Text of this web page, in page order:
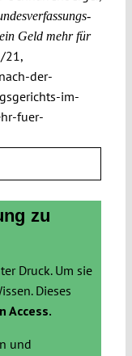
Geld mehr für
21,
der-
im-
fuer-
zu
Druck. Um sie
Dieses
Access.
und